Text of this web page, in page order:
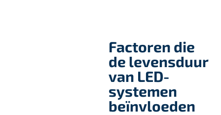
Factoren die
de levensduur
van LED-
systemen
beïnvloeden